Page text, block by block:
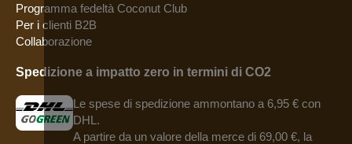
Programma fedeltà Coconut Club
Per i clienti B2B
Collaborazione
Spedizione a impatto zero in termini di CO2
Le spese di spedizione ammontano a 6,95 € con
DHL.
A partire da un valore della merce di 69,00 €, la